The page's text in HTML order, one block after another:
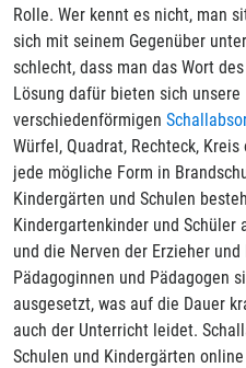
Rolle. Wer kennt es nicht, man
sich mit seinem Gegenüber
schlecht, dass man das Wort
Lösung dafür bieten sich unsere
verschiedenförmigen
Würfel, Quadrat, Rechteck,
jede mögliche Form in
Kindergärten und Schulen
Kindergartenkinder und Schüler
und die Nerven der Erzieher
Pädagoginnen und Pädagogen
ausgesetzt, was auf die Dauer
auch der Unterricht leidet.
Schulen und Kindergärten